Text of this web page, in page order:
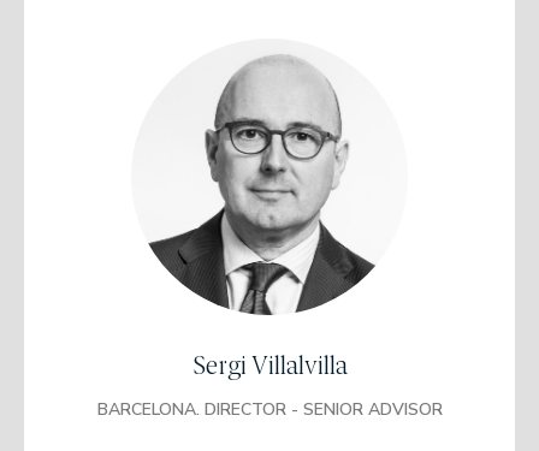
Sergi Villalvilla
BARCELONA. DIRECTOR - SENIOR ADVISOR
Estudios Empresariales
Universidad de Barcelona
Diplomado en Dirección Financiera
Fundación EMI IQS de Estudios Empresariales
Postgrado en Dirección Financiera
Universidad Pompeu Fabra Programa Superior de
Gestión Patrimonial por el Instituto de Estudios
Certificado Asesor Financiero